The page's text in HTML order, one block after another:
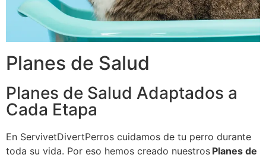
Planes de Salud
Planes de Salud Adaptados a
Cada Etapa
En ServivetDivertPerros cuidamos de tu perro durante
toda su vida. Por eso hemos creado nuestros Planes de